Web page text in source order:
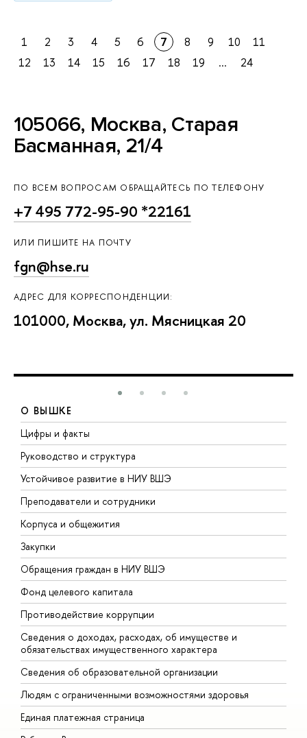
1 2 3 4 5 6 7 8 9 10
11
12
13 14 15 16 17 18 19 ... 24
105066, Москва, Старая
Басманная, 21/4
ПО ВСЕМ ВОПРОСАМ ОБРАЩАЙТЕСЬ ПО ТЕЛЕФОНУ
+7 495 772-95-90 *22161
ИЛИ ПИШИТЕ НА ПОЧТУ
fgn@hse.ru
АДРЕС ДЛЯ КОРРЕСПОНДЕНЦИИ:
101000, Москва, ул. Мясницкая 20
О ВЫШКЕ
Цифры и факты
Руководство и структура
Устойчивое развитие в НИУ ВШЭ
Преподаватели и сотрудники
Корпуса и общежития
Закупки
Обращения граждан в НИУ ВШЭ
Фонд целевого капитала
Противодействие коррупции
Сведения о доходах, расходах, об имуществе и
обязательствах имущественного характера
Сведения об образовательной организации
Людям с ограниченными возможностями здоровья
Единая платежная страница